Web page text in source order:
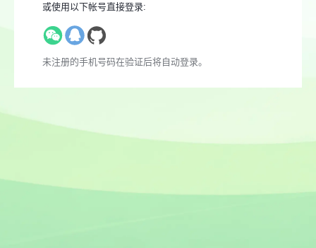
或使用以下帐号直接登录:
未注册的手机号码在验证后将自动登录。